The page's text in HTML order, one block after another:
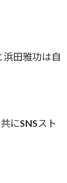
浜田雅功は自
にSNSスト